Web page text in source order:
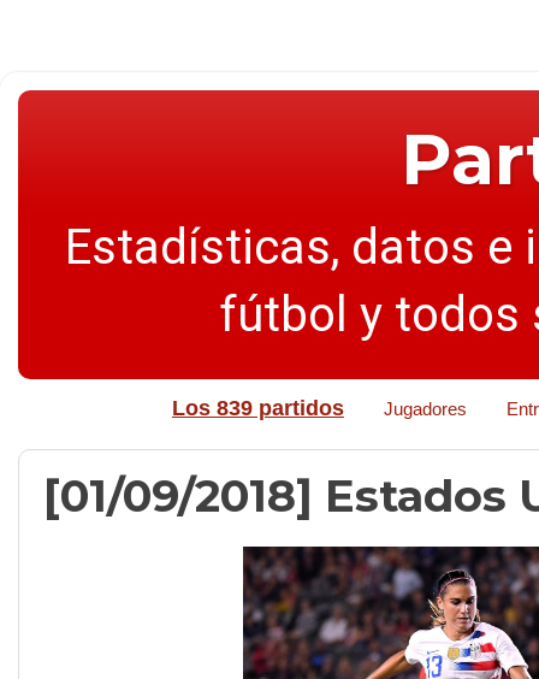
Estadísticas, datos e
fútbol y todos
Los 839 partidos Jugadores
[01/09/2018] Estados